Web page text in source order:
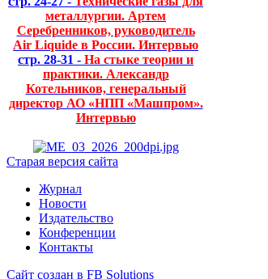
металлургии. Артем
Серебренников, руководитель
Air Liquide в России. Интервью
стр. 28-31 - На стыке теории и
практики. Александр
Котельников, генеральный
директор АО «НПП «Машпром».
Интервью
Старая версия сайта
Журнал
Новости
Издательство
Конференции
Контакты
Сайт создан в FB Solutions